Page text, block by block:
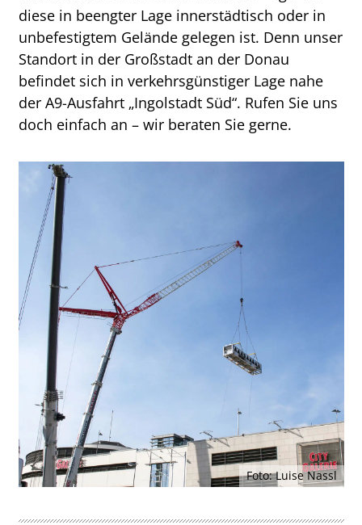
diese in beengter Lage innerstädtisch oder in
unbefestigtem Gelände gelegen ist. Denn unser
Standort in der Großstadt an der Donau
befindet sich in verkehrsgünstiger Lage nahe
der A9-Ausfahrt „Ingolstadt Süd“. Rufen Sie uns
doch einfach an – wir beraten Sie gerne.
Foto: Luise Nassl